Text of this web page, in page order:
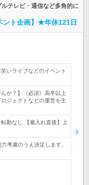
テレビ・通信など多角的に
ント企画】★年休121日
いライブなどのイベント
か？】《必須》高卒以上
ジェクトなどの運営を主
勤なし 【雇入れ直後】上
考慮のうえ決定します。